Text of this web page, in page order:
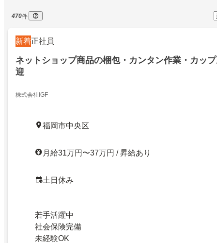
470件
新着正社員
ネットショップ商品の梱包・カンタン作業・カッ
迎
株式会社IGF
福岡市中央区
月給31万円〜37万円 / 昇給あり
土日休み
若手活躍中
社会保険完備
未経験OK